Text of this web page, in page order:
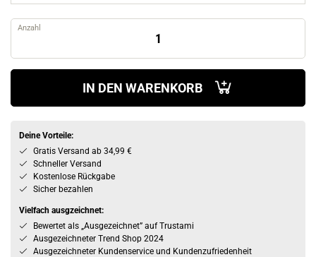
Anzahl
IN DEN WARENKORB
Deine Vorteile:
Gratis Versand ab 34,99 €
Schneller Versand
Kostenlose Rückgabe
Sicher bezahlen
Vielfach ausgzeichnet:
Bewertet als „Ausgezeichnet” auf Trustami
Ausgezeichneter Trend Shop 2024
Ausgezeichneter Kundenservice und Kundenzufriedenheit